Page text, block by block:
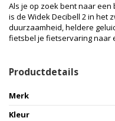
Als je op zoek bent naar
is de Widek Decibell 2 in het
duurzaamheid, heldere
fietsbel je fietservaring naar
Productdetails
Merk
Kleur